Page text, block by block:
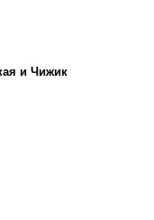
и Чижик